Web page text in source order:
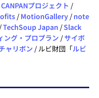
CANPANプロジェクト /
/ MotionGallery / note
/TechSoup Japan /Slack
ング・プロプラン /サイボ
ャリボン / ルビ財団「ルビ